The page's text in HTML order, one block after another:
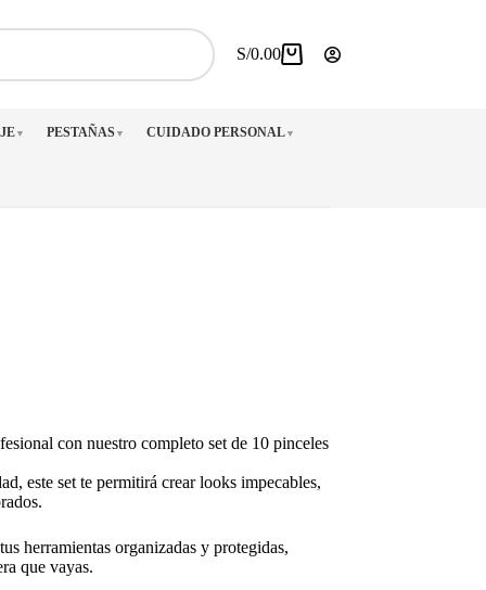
Carro
S/0.00
▼ PESTAÑAS ▼ CUIDADO PERSONAL ▼
con nuestro completo set de 10 pinceles
este set te permitirá crear looks impecables,
herramientas organizadas y protegidas,
que vayas.